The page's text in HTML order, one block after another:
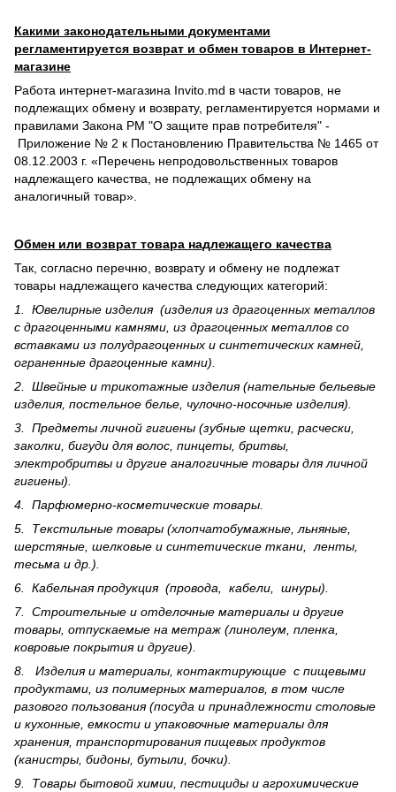
Какими законодательными документами
регламентируется возврат и обмен товаров в Интернет-
магазине
Работа интернет-магазина Invito.md в части товаров, не
подлежащих обмену и возврату, регламентируется нормами и
правилами Закона РМ "О защите прав потребителя" -
Приложение № 2 к Постановлению Правительства № 1465 от
08.12.2003 г. «Перечень непродовольственных товаров
надлежащего качества, не подлежащих обмену на
аналогичный товар».
Обмен или возврат товара надлежащего качества
Так, согласно перечню, возврату и обмену не подлежат
товары надлежащего качества следующих категорий:
1. Ювелирные изделия (изделия из драгоценных металлов
с драгоценными камнями, из драгоценных металлов со
вставками из полудрагоценных и синте­тических камней,
ограненные драгоценные камни).
2. Швейные и трикотажные изделия (нательные бельевые
изделия, постельное белье, чулочно-носочные изделия).
3. Предметы личной гигиены (зубные щетки, расчески,
заколки, бигуди для волос, пинцеты, бритвы,
электробритвы и другие аналогичные товары для личной
гигиены).
4. Парфюмерно-косметические товары.
5. Текстильные товары (хлопчатобумажные, льняные,
шерс­тя­ные, шелковые и синтетические ткани, ленты,
тесьма и др.).
6. Кабельная продукция (провода, кабели, шнуры).
7. Строительные и отделочные материалы и другие
товары, отпускаемые на метраж (линолеум, пленка,
ковровые покрытия и другие).
8. Изделия и материалы, контактирующие с пищевыми
продуктами, из полимерных материалов, в том числе
разового пользования (посуда и принадлежности столовые
и кухонные, емкости и упаковочные материалы для
хранения, транспортирования пищевых продуктов
(канистры, бидоны, бутыли, бочки).
9. Товары бытовой химии, пестициды и агрохи­мические